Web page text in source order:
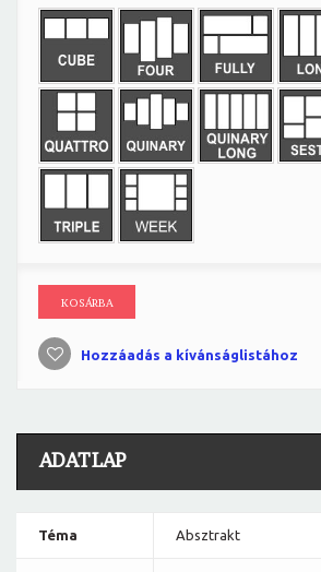
KOSÁRBA
Hozzáadás a kívánságlistához
ADATLAP
Téma Absztrakt